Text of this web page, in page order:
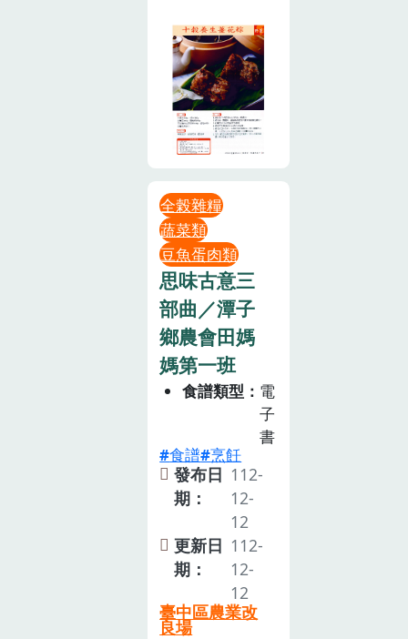
全榖雜糧
蔬菜類
豆魚蛋肉類
思味古意三
部曲／潭子
鄉農會田媽
媽第一班
食譜類型
電
子
書
食譜 烹飪
發布日
期：
112-
12-
12
更新日
期：
112-
12-
12
臺中區農業改
良場